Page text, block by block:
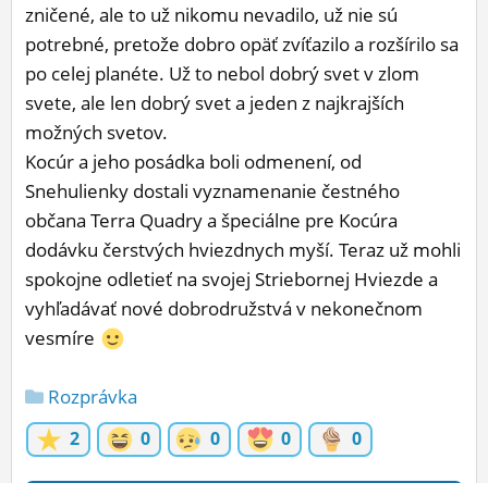
zničené, ale to už nikomu nevadilo, už nie sú
potrebné, pretože dobro opäť zvíťazilo a rozšírilo sa
po celej planéte. Už to nebol dobrý svet v zlom
svete, ale len dobrý svet a jeden z najkrajších
možných svetov.
Kocúr a jeho posádka boli odmenení, od
Snehulienky dostali vyznamenanie čestného
občana Terra Quadry a špeciálne pre Kocúra
dodávku čerstvých hviezdnych myší. Teraz už mohli
spokojne odletieť na svojej Striebornej Hviezde a
vyhľadávať nové dobrodružstvá v nekonečnom
vesmíre
Rozprávka
2 0 0 0 0